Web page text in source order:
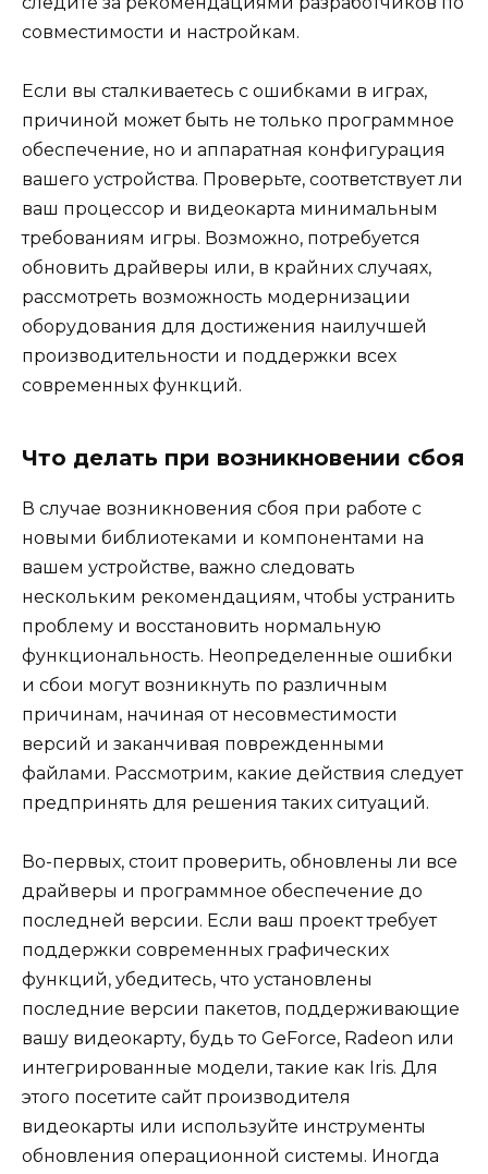
совместимости и настройкам.
Если вы сталкиваетесь с ошибками в играх,
причиной может быть не только программное
обеспечение, но и аппаратная конфигурация
вашего устройства. Проверьте, соответствует ли
ваш процессор и видеокарта минимальным
требованиям игры. Возможно, потребуется
обновить драйверы или, в крайних случаях,
рассмотреть возможность модернизации
оборудования для достижения наилучшей
производительности и поддержки всех
современных функций.
Что делать при возникновении сбоя
В случае возникновения сбоя при работе с
новыми библиотеками и компонентами на
вашем устройстве, важно следовать
нескольким рекомендациям, чтобы устранить
проблему и восстановить нормальную
функциональность. Неопределенные ошибки
и сбои могут возникнуть по различным
причинам, начиная от несовместимости
версий и заканчивая поврежденными
файлами. Рассмотрим, какие действия следует
предпринять для решения таких ситуаций.
Во-первых, стоит проверить, обновлены ли все
драйверы и программное обеспечение до
последней версии. Если ваш проект требует
поддержки современных графических
функций, убедитесь, что установлены
последние версии пакетов, поддерживающие
вашу видеокарту, будь то GeForce, Radeon или
интегрированные модели, такие как Iris. Для
этого посетите сайт производителя
видеокарты или используйте инструменты
обновления операционной системы. Иногда